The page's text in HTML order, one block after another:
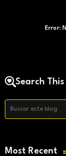
Error:
Search This
Most Recent